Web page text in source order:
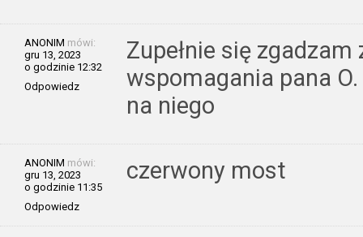
ANONIM mówi:
gru 13, 2023
o godzinie 12:32
Odpowiedz
Zupełnie się
wspomagania pana
na niego
ANONIM mówi:
gru 13, 2023
o godzinie 11:35
Odpowiedz
czerwony most